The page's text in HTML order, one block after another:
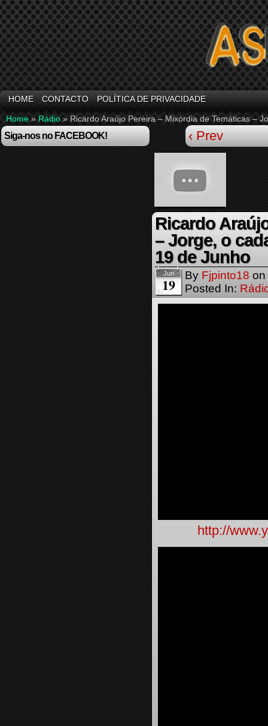
HOME CONTACTO POLÍTICA DE PRIVACIDADE
Home » Rádio » Ricardo Araújo Pereira – Mixórdia de Temáticas –
Siga-nos no FACEBOOK! ‹ Prev
Ricardo
– Jorge, o
19 de Junho
Jun
19 By Fjpinto18 on
Posted In:
http://